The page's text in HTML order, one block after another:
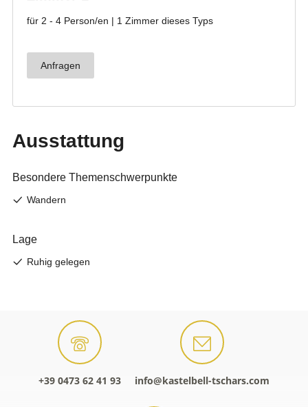
+39 0473 62 41 93 info@kastelbell-tschars.com